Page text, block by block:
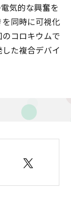
気的な興奮を
同時に可視化
コロキウムで
た複合デバイ